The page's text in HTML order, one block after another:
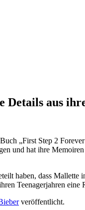
aus
„First Step 2
und hat ihre
haben, dass
Teenagerjahren eine
veröffentlicht.